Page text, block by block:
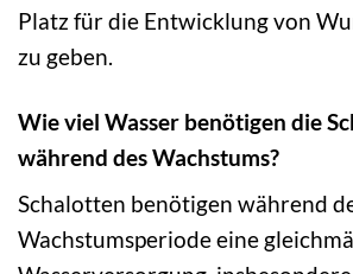
Platz für die Entwicklung von
zu geben.
Wie viel Wasser benötigen die
während des Wachstums?
Schalotten benötigen während
Wachstumsperiode eine